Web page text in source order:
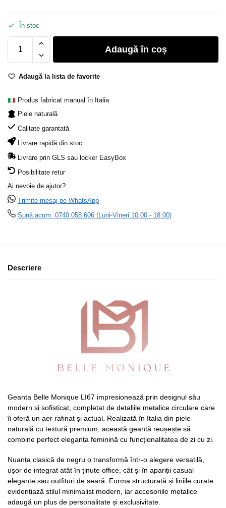
În stoc
Adaugă în coș
Adaugă la lista de favorite
Produs fabricat manual în Italia
Piele naturală
Calitate garantată
Livrare rapidă din stoc
Livrare prin GLS sau locker EasyBox
Posibilitate retur
Ai nevoie de ajutor?
Trimite mesaj pe WhatsApp
Sună acum: 0740.058.606 (Luni-Vineri 10:00 - 18:00)
Descriere
Geanta Belle Monique LI67 impresionează prin designul său
modern și sofisticat, completat de detaliile metalice circulare care
îi oferă un aer rafinat și actual. Realizată în Italia din piele
naturală cu textură premium, această geantă reușește să
combine perfect eleganța feminină cu funcționalitatea de zi cu zi.
Nuanța clasică de negru o transformă într-o alegere versatilă,
ușor de integrat atât în ținute office, cât și în apariții casual
elegante sau outfituri de seară. Forma structurată și liniile curate
evidențiază stilul minimalist modern, iar accesoriile metalice
adaugă un plus de personalitate și exclusivitate.